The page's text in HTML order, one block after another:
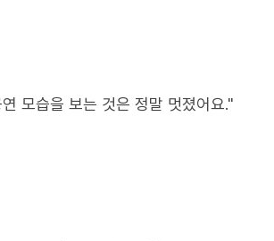
모습을 보는 것은 정말 멋졌어요."